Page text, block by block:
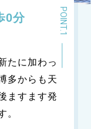
0分
たに加わっ
多からも天
ますます発
。